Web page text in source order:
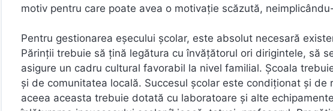
motiv pentru care poate avea o motivație scăzută,
Pentru gestionarea eșecului școlar, este absolut necesară
Părinții trebuie să țină legătura cu învățătorul ori dirigintele, să
asigure un cadru cultural favorabil la nivel familial. Școala
și de comunitatea locală. Succesul școlar este condiționat și
aceea aceasta trebuie dotată cu laboratoare și alte